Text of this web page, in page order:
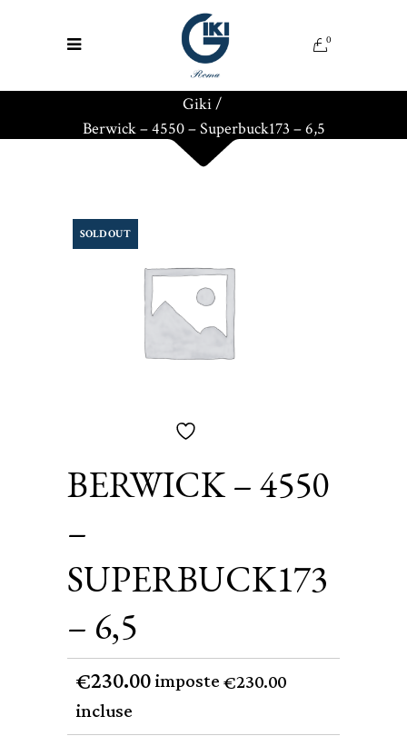
0
Giki/
Berwick – 4550 – Superbuck173 – 6,5
SOLD OUT
BERWICK – 4550
–
SUPERBUCK173
– 6,5
€230.00imposte€230.00
incluse